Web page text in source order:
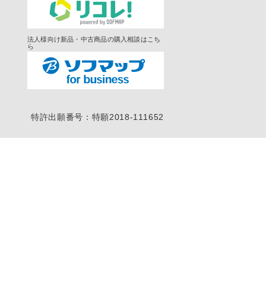
法人様向け新品・中古商品の購入相談はこち
ら
特許出願番号：特願2018-111652